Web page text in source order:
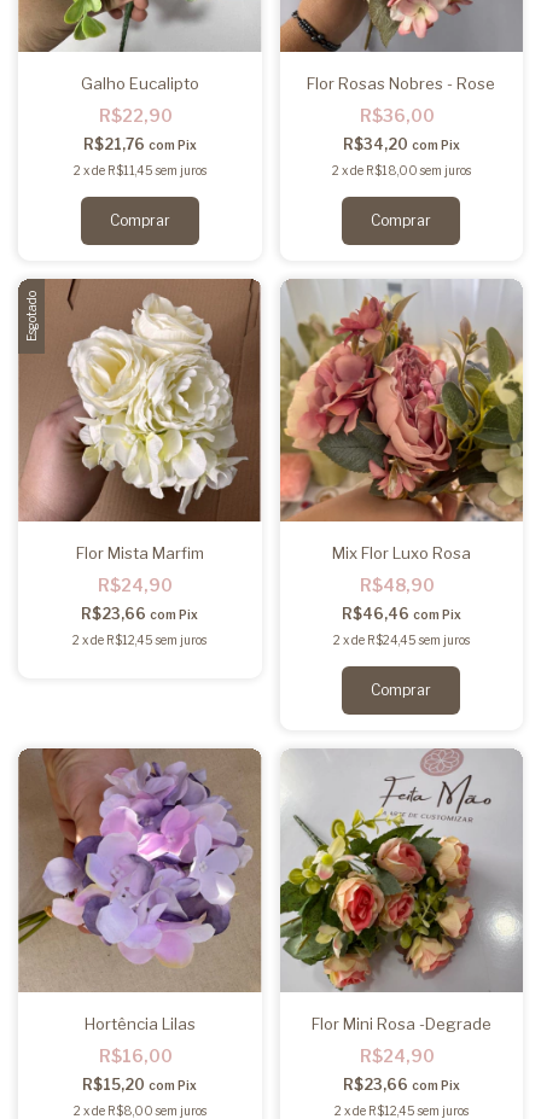
Galho Eucalipto
R$22,90
R$21,76 com Pix
2 xde R$11,45 sem juros
Flor Rosas Nobres - Rose
R$36,00
R$34,20 com Pix
2 xde R$18,00 sem juros
Esgotado
Flor Mista Marfim
R$24,90
R$23,66com Pix
2 xde R$12,45 sem juros
Mix Flor Luxo Rosa
R$48,90
R$46,46 com Pix
2 xde R$24,45 sem juros
Hortência Lilas
R$16,00
R$15,20com Pix
2 xde R$8,00 sem juros
Flor Mini Rosa -Degrade
R$24,90
R$23,66 com Pix
2 xde R$12,45 sem juros